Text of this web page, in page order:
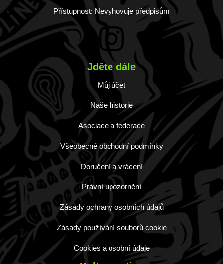
Přístupnost: Nevyhovuje předpisům
Jděte dále
Můj účet
Naše historie
Asociace a federace
Všeobecné obchodní podmínky
Doručení a vrácení
Právní upozornění
Zásady ochrany osobních údajů
Zásady používání souborů cookie
Cookies a osobní údaje